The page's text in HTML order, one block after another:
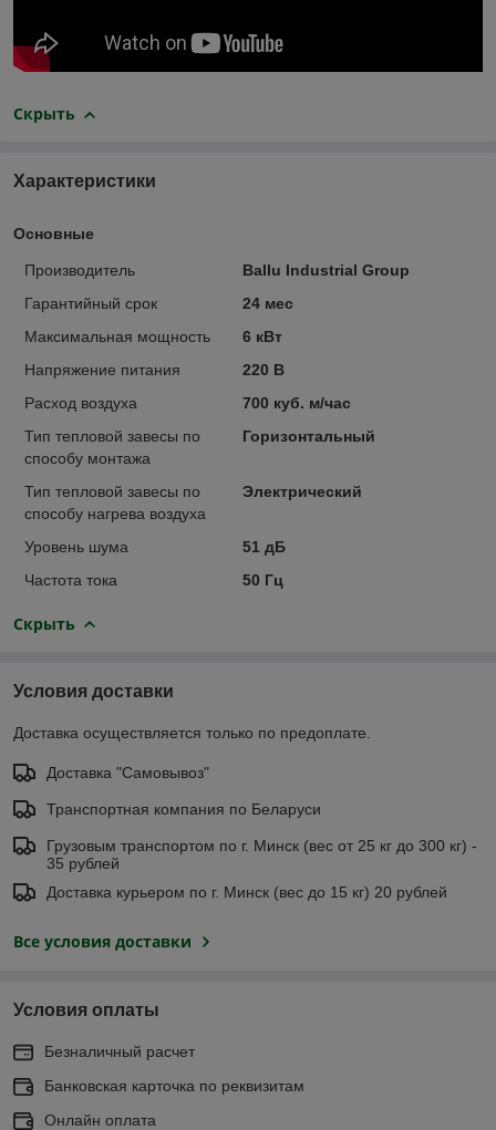
Скрыть
Характеристики
Основные
Производитель
Ballu Industrial Group
Гарантийный срок
24 мес
Максимальная мощность
6 кВт
Напряжение питания
220 В
Расход воздуха
700 куб. м/час
Тип тепловой завесы по
способу монтажа
Горизонтальный
Тип тепловой завесы по
способу нагрева воздуха
Электрический
Уровень шума
51 дБ
Частота тока
50 Гц
Скрыть
Условия доставки
Доставка осуществляется только по предоплате.
Доставка "Самовывоз"
Транспортная компания по Беларуси
Грузовым транспортом по г. Минск (вес от 25 кг до 300 кг) -
35 рублей
Доставка курьером по г. Минск (вес до 15 кг) 20 рублей
Все условия доставки
Условия оплаты
Безналичный расчет
Банковская карточка по реквизитам
Онлайн оплата